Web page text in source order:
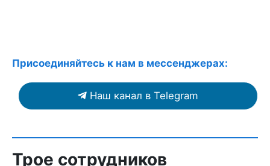
Присоединяйтесь к нам в мессенджерах:
Наш канал в Telegram
Трое сотрудников